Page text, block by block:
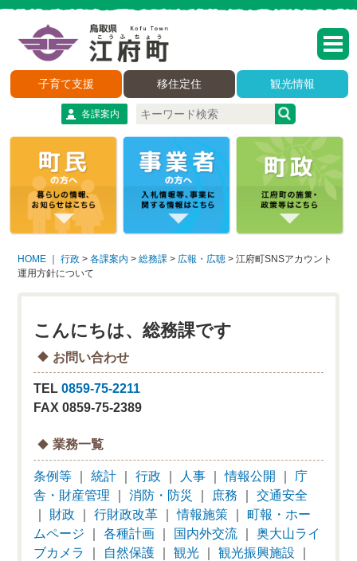
子育て支援 移住定住 観光情報
各課案内
HOME ｜行政 >各課案内 >総務課 > 広報・広聴 >江府町SNSアカウント
運用方針について
こんにちは、総務課です
お問い合わせ
TEL0859-75-2211
FAX 0859-75-2389
業務一覧
条例等 ｜統計 ｜行政 人事 ｜情報公開
庁
舎・財産管理 ｜消防・防災 庶務 ｜交通安全
財政 ｜行財政改革 ｜情報施策 ｜町報・ホー
ムページ ｜各種計画 国内外交流 ｜奥大山ライ
ブカメラ
自然保護 ｜観光 ｜観光振興施設